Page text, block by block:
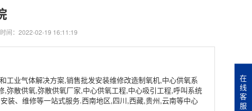
时间：2022-02-19 16:11:19
业气体解决方案,销售批发安装维修改造制氧机,中心供氧系
弥散供氧,弥散供氧厂家,中心供氧工程,中心吸引工程,呼叫系统
装、维修等一站式服务.西南地区,四川,西藏,贵州,云南等中心
在
线
客
服